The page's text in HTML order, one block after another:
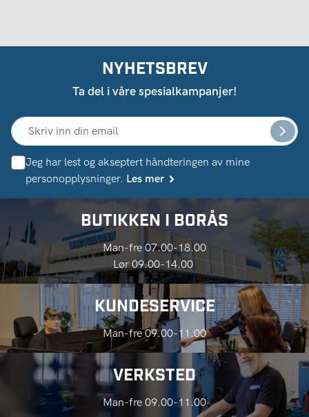
NYHETSBREV
Ta del i våre spesialkampanjer!
Jeg har lest og akseptert håndteringen av mine
personopplysninger. Les mer
BUTIKKEN I BORÅS
Man-fre 07.00-18.00
Lør 09.00-14.00
KUNDESERVICE
Man-fre 09.00-11.00
VERKSTED
Man-fre 09.00-11.00